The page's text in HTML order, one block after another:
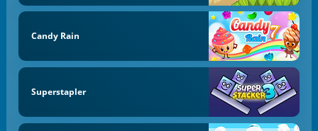
Candy Rain
Superstapler